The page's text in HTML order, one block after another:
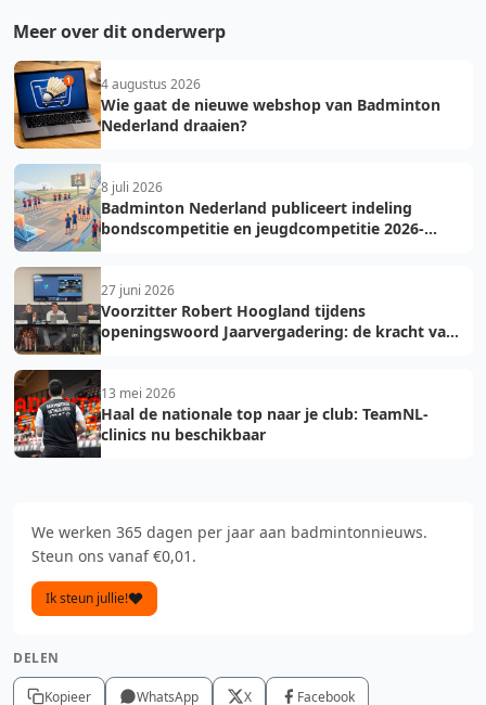
Meer over dit onderwerp
4 augustus 2026
Wie gaat de nieuwe webshop van Badminton
Nederland draaien?
8 juli 2026
Badminton Nederland publiceert indeling
bondscompetitie en jeugdcompetitie 2026-
27 juni 2026
Voorzitter Robert Hoogland tijdens
openingswoord Jaarvergadering: de kracht van
13 mei 2026
Haal de nationale top naar je club: TeamNL-
clinics nu beschikbaar
We werken 365 dagen per jaar aan badmintonnieuws.
Steun ons vanaf €0,01.
Ik steun jullie!
DELEN
Kopieer WhatsApp X Facebook